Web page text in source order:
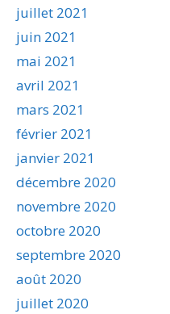
juillet 2021
juin 2021
mai 2021
avril 2021
mars 2021
février 2021
janvier 2021
décembre 2020
novembre 2020
octobre 2020
septembre 2020
août 2020
juillet 2020